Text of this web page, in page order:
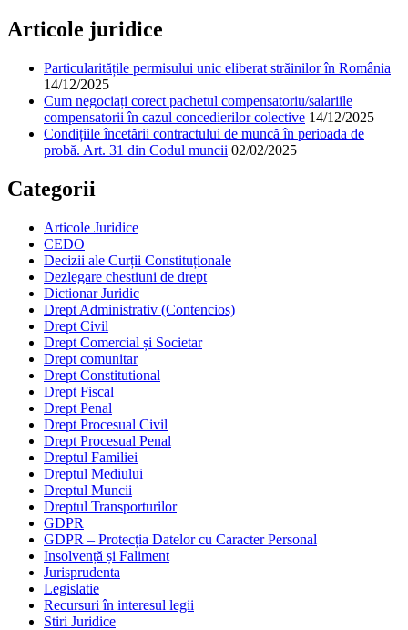
Articole juridice
Particularitățile permisului unic eliberat străinilor în România
14/12/2025
Cum negociați corect pachetul compensatoriu/salariile
compensatorii în cazul concedierilor colective 14/12/2025
Condițiile încetării contractului de muncă în perioada de
probă. Art. 31 din Codul muncii 02/02/2025
Categorii
Articole Juridice
CEDO
Decizii ale Curții Constituționale
Dezlegare chestiuni de drept
Dictionar Juridic
Drept Administrativ (Contencios)
Drept Civil
Drept Comercial și Societar
Drept comunitar
Drept Constitutional
Drept Fiscal
Drept Penal
Drept Procesual Civil
Drept Procesual Penal
Dreptul Familiei
Dreptul Mediului
Dreptul Muncii
Dreptul Transporturilor
GDPR
GDPR – Protecția Datelor cu Caracter Personal
Insolvență și Faliment
Jurisprudenta
Legislatie
Recursuri în interesul legii
Stiri Juridice